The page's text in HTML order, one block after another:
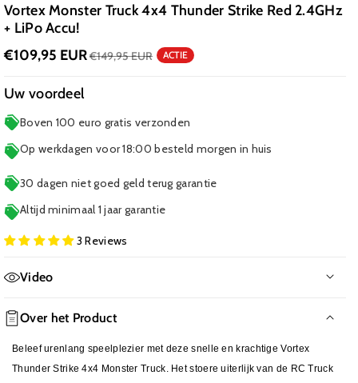
Vortex Monster Truck 4x4 Thunder Strike Red 2.4GHz
+ LiPo Accu!
€109,95 EUR€149,95 EUR ACTIE
Uw voordeel
Boven 100 euro gratis verzonden
Op werkdagen voor 18:00 besteld morgen in huis
30 dagen niet goed geld terug garantie
Altijd minimaal 1 jaar garantie
3 Reviews
Video
Over het Product
Beleef urenlang speelplezier met deze snelle en krachtige Vortex
Thunder Strike 4x4 Monster Truck. Het stoere uiterlijk van de RC Truck